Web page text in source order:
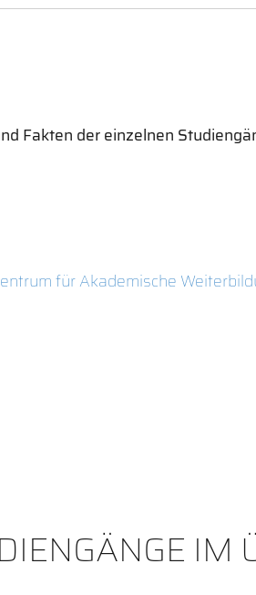
Fakten der einzelnen
für Akademische
IM